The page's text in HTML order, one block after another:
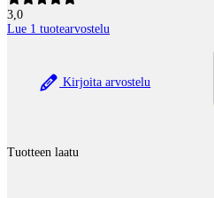
3,0
Lue 1 tuotearvostelu
Kirjoita arvostelu
Tuotteen laatu